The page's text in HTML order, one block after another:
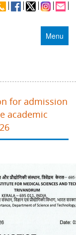
Menu
for admission
academic